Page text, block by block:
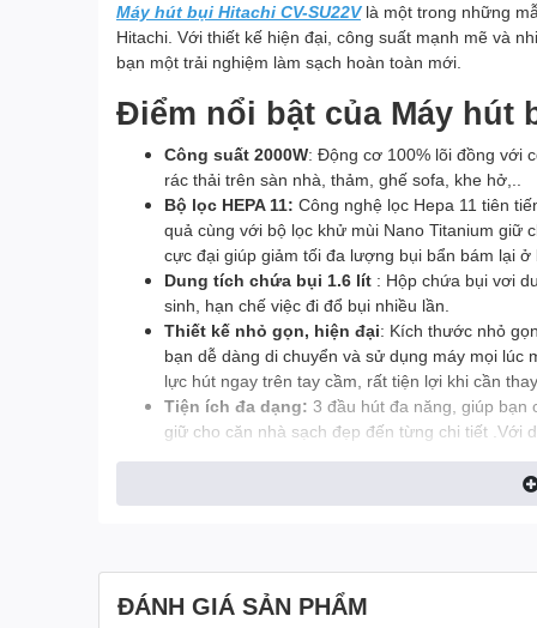
Máy hút bụi Hitachi CV-SU22Vlà một trong những
Hitachi. Với thiết kế hiện đại, công suất mạnh mẽ và
bạn một trải nghiệm làm sạch hoàn toàn mới.
Điểm nổi bật của Máy hút
Công suất 2000W: Động cơ 100% lõi đồng với
rác thải trên sàn nhà, thảm, ghế sofa, khe hở,..
Bộ lọc HEPA 11: Công nghệ lọc Hepa 11 tiên
quả cùng với bộ lọc khử mùi Nano Titanium giữ
cực đại giúp giảm tối đa lượng bụi bẩn bám lại ở
Dung tích chứa bụi 1.6 lít : Hộp chứa bụi vơi
sinh, hạn chế việc đi đổ bụi nhiều lần.
Thiết kế nhỏ gọn, hiện đại: Kích thước nhỏ
bạn dễ dàng di chuyển và sử dụng máy mọi lúc
lực hút ngay trên tay cầm, rất tiện lợi khi cần
Tiện ích đa dạng: 3 đầu hút đa năng, giúp bạn
giữ cho căn nhà sạch đẹp đến từng chi tiết .Với
Hoạt động êm ái, không gây ảnh
Độ bền cao: Chất liệu cao cấp, sản xuất theo
Giữ cho nhà cửa luôn sạch sẽ, ngăn nắp.
ĐÁNH GIÁ SẢN PHẨM